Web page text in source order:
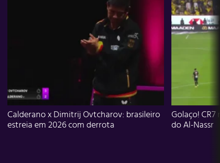
Calderano x Dimitrij Ovtcharov: brasileiro
estreia em 2026 com derrota
Golaço!
do Al-Nassr